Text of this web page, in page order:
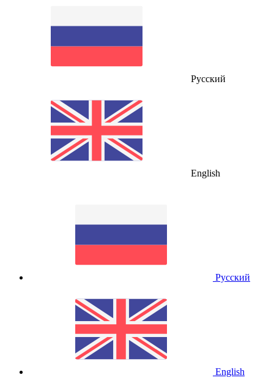
Русский
English
Русский
English